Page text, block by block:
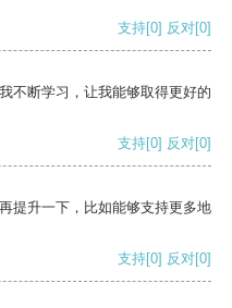
支持[0] 反对[0]
不断学习，让我能够取得更好的
支持[0] 反对[0]
提升一下，比如能够支持更多地
支持[0] 反对[0]